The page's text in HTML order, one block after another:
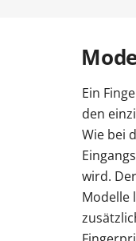
Ein
den
Wie bei
wird.
Modelle